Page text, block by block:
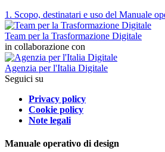
1. Scopo, destinatari e uso del Manuale
Team per la Trasformazione Digitale
in collaborazione con
Agenzia per l'Italia Digitale
Seguici su
Privacy policy
Cookie policy
Note legali
Manuale operativo di design